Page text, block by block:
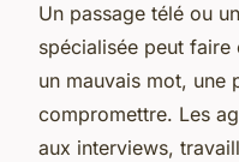
Un passage télé ou
spécialisée peut
un mauvais mot, une
compromettre. Les
aux interviews,